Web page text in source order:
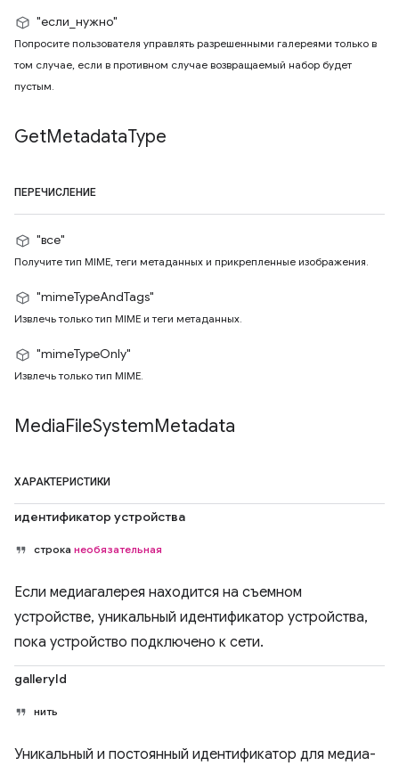
"если_нужно"
Попросите пользователя управлять разрешенными галереями только в
том случае, если в противном случае возвращаемый набор будет
пустым.
GetMetadataType
ПЕРЕЧИСЛЕНИЕ
"все"
Получите тип MIME, теги метаданных и прикрепленные изображения.
"mimeTypeAndTags"
Извлечь только тип MIME и теги метаданных.
"mimeTypeOnly"
Извлечь только тип MIME.
MediaFileSystemMetadata
ХАРАКТЕРИСТИКИ
идентификатор устройства
строка необязательная
Если медиагалерея находится на съемном
устройстве, уникальный идентификатор устройства,
пока устройство подключено к сети.
galleryId
нить
Уникальный и постоянный идентификатор для медиа-